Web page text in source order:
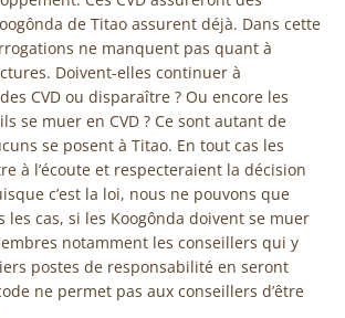
de Titao assurent déjà. Dans cette
ne manquent pas quant à
Doivent-elles continuer à
CVD ou disparaître ? Ou encore les
se muer en CVD ? Ce sont autant de
se posent à Titao. En tout cas les
à l’écoute et respecteraient la décision
c’est la loi, nous ne pouvons que
les cas, si les Koogônda doivent se muer
notamment les conseillers qui y
postes de responsabilité en seront
ne permet pas aux conseillers d’être